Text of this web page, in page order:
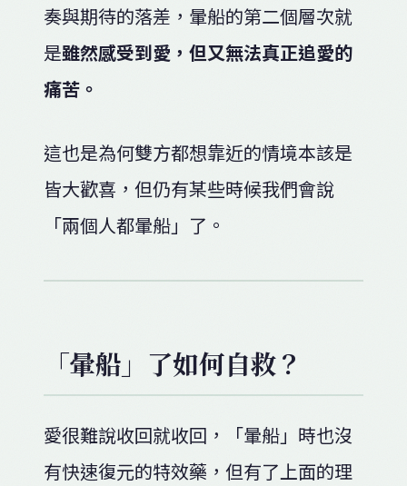
奏與期待的落差，暈船的第二個層次就
是雖然感受到愛，但又無法真正追愛的
痛苦。
這也是為何雙方都想靠近的情境本該是
皆大歡喜，但仍有某些時候我們會說
「兩個人都暈船」了。
「暈船」了如何自救？
愛很難說收回就收回，「暈船」時也沒
有快速復元的特效藥，但有了上面的理